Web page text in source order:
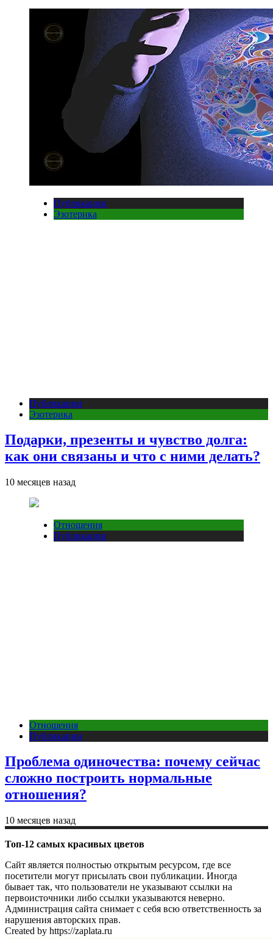
Публикации
Эзотерика
Публикации
Эзотерика
Подарки, презенты и чувство долга:
как они связаны и что с ними делать?
10 месяцев назад
Отношения
Публикации
Отношения
Публикации
Проблема одиночества: почему сейчас
сложно построить нормальные
отношения?
10 месяцев назад
Топ-12 самых красивых цветов
Сайт является полностью открытым ресурсом, где все
посетители могут присылать свои публикации. Иногда
бывает так, что пользователи не указывают ссылки на
первоисточники либо ссылки указываются неверно.
Администрация сайта снимает с себя всю ответственность за
нарушения авторских прав.
Created by https://zaplata.ru